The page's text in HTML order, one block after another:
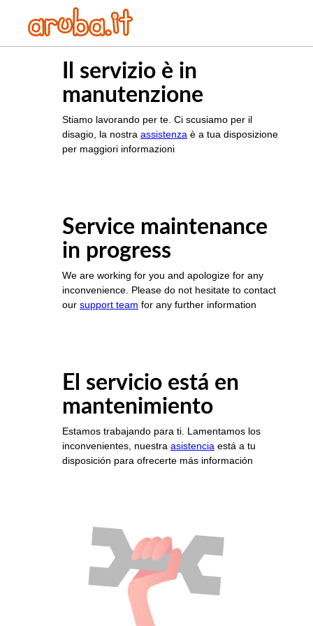
Il servizio è in
manutenzione
Stiamo lavorando per te. Ci scusiamo per il
disagio, la nostra assistenza è a tua disposizione
per maggiori informazioni
Service maintenance
in progress
We are working for you and apologize for any
inconvenience. Please do not hesitate to contact
our support team for any further information
El servicio está en
mantenimiento
Estamos trabajando para ti. Lamentamos los
inconvenientes, nuestra asistencia está a tu
disposición para ofrecerte más información